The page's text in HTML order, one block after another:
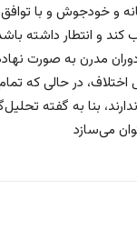
و خودجوش و با
کند و انتطار داشته
دوران مدرن به صورت
در حالی که
بنا به گفته